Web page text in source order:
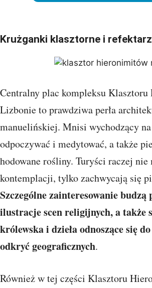
Krużganki klasztorne i refektarz
Centralny plac kompleksu
Lizbonie to prawdziwa perła
manuelińskiej. Mnisi wychodzący
odpoczywać i medytować, a także
hodowane rośliny. Turyści raczej nie
kontemplacji, tylko zachwycają się
Szczególne zainteresowanie budzą
ilustracje scen religijnych, a także
królewska i dzieła odnoszące się
odkryć geograficznych.
Również w tej części Klasztoru